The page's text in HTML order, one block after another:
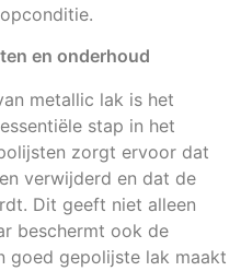
en onderhoud
metallic lak is het
stap in het
zorgt ervoor dat
verwijderd en dat de
Dit geeft niet alleen
beschermt ook de
goed gepolijste lak maakt